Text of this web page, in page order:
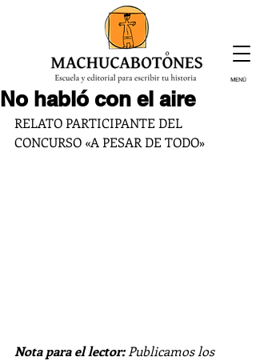
¡Inscríbete hoy!
MENÚ
No habló con el aire
RELATO PARTICIPANTE DEL
CONCURSO «A PESAR DE TODO»
Nota para el lector: Publicamos los